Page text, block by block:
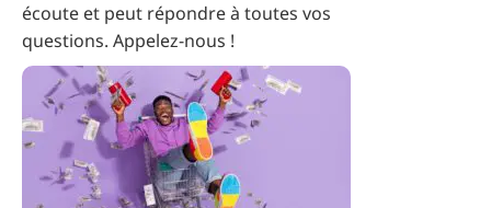
écoute et peut répondre à toutes vos
questions. Appelez-nous !